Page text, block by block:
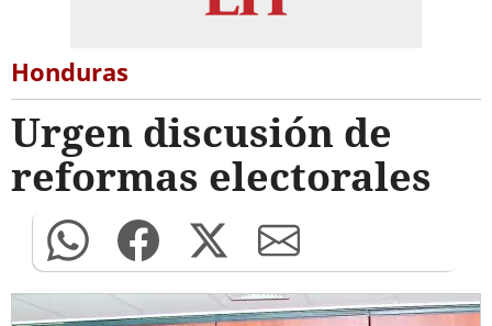
Honduras
Urgen discusión de
reformas electorales